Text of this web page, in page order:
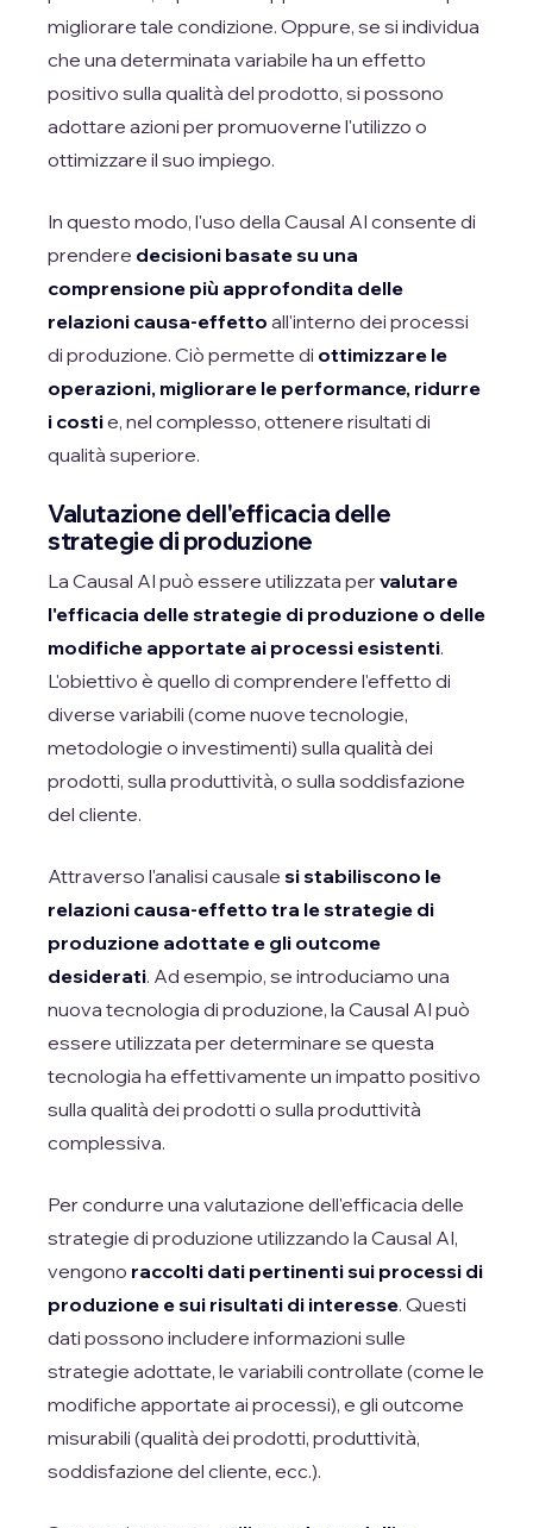
migliorare tale condizione. Oppure, se si individua
che una determinata variabile ha un effetto
positivo sulla qualità del prodotto, si possono
adottare azioni per promuoverne l'utilizzo o
ottimizzare il suo impiego.
In questo modo, l'uso della Causal AI consente di
prendere decisioni basate su una
comprensione più approfondita delle
relazioni causa-effetto all'interno dei processi
di produzione. Ciò permette di ottimizzare le
operazioni, migliorare le performance, ridurre
i costie, nel complesso, ottenere risultati di
qualità superiore.
Valutazione dell'efficacia delle
strategie di produzione
La Causal AI può essere utilizzata per valutare
l'efficacia delle strategie di produzione o delle
modifiche apportate ai processi esistenti.
L'obiettivo è quello di comprendere l'effetto di
diverse variabili (come nuove tecnologie,
metodologie o investimenti) sulla qualità dei
prodotti, sulla produttività, o sulla soddisfazione
del cliente.
Attraverso l'analisi causale si stabiliscono le
relazioni causa-effetto tra le strategie di
produzione adottate e gli outcome
desiderati. Ad esempio, se introduciamo una
nuova tecnologia di produzione, la Causal AI può
essere utilizzata per determinare se questa
tecnologia ha effettivamente un impatto positivo
sulla qualità dei prodotti o sulla produttività
complessiva.
Per condurre una valutazione dell'efficacia delle
strategie di produzione utilizzando la Causal AI,
vengono raccolti dati pertinenti sui processi di
produzione e sui risultati di interesse. Questi
dati possono includere informazioni sulle
strategie adottate, le variabili controllate (come le
modifiche apportate ai processi), e gli outcome
misurabili (qualità dei prodotti, produttività,
soddisfazione del cliente, ecc.).